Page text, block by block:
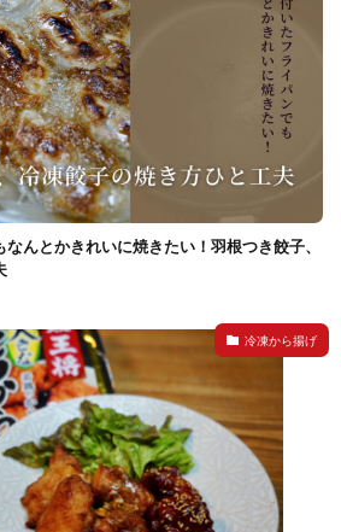
んとかきれいに焼きたい！羽根つき餃子、
冷凍から揚げ